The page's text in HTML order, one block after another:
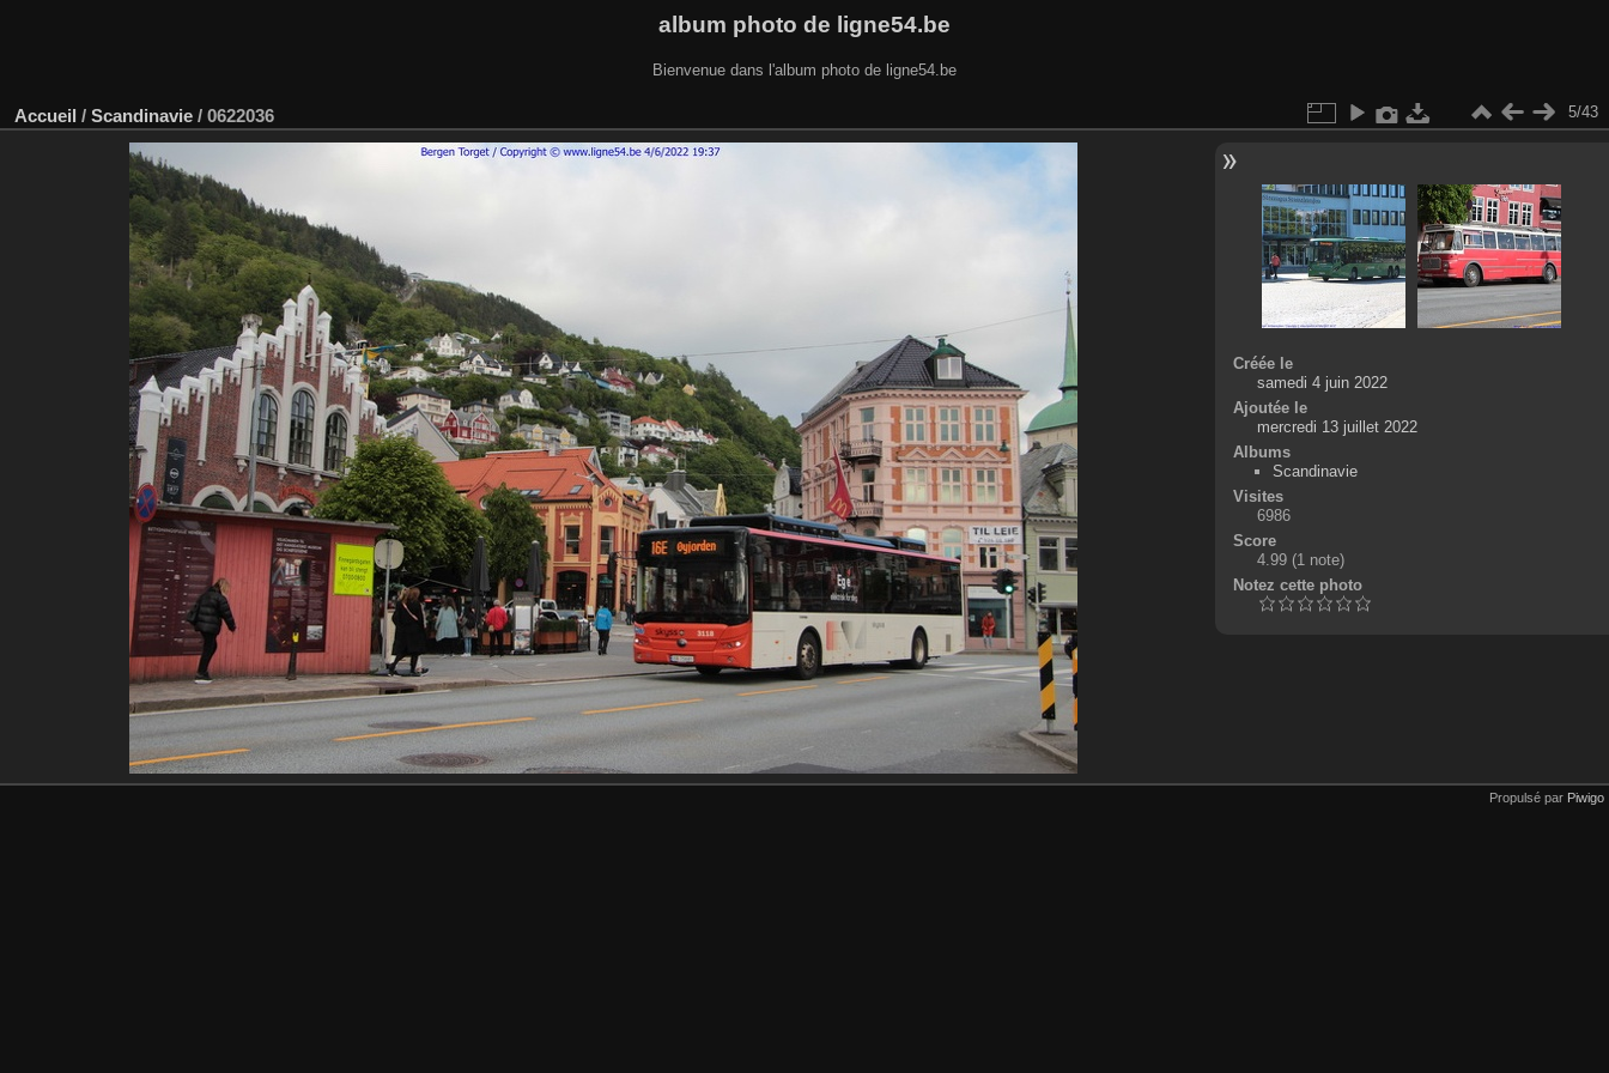
album photo de ligne54.be
Bienvenue dans l'album photo de ligne54.be
Accueil / Scandinavie / 0622036 5/43
Créée le
samedi 4 juin 2022
Ajoutée le
mercredi 13 juillet 2022
Albums
Scandinavie
Visites
6986
Score
4.99 (1 note)
Notez cette photo
Propulsé par Piwigo